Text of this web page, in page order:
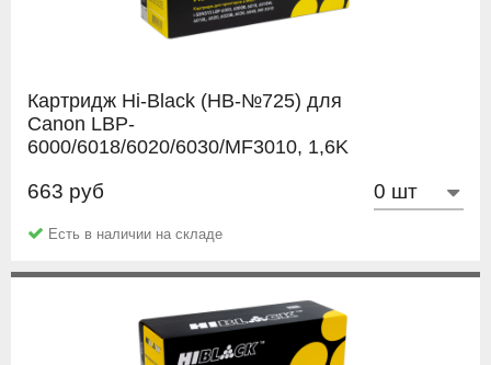
Картридж Hi-Black (HB-№725) для
Canon LBP-
6000/6018/6020/6030/MF3010, 1,6K
Hi-Black
663 руб
Есть в наличии на складе